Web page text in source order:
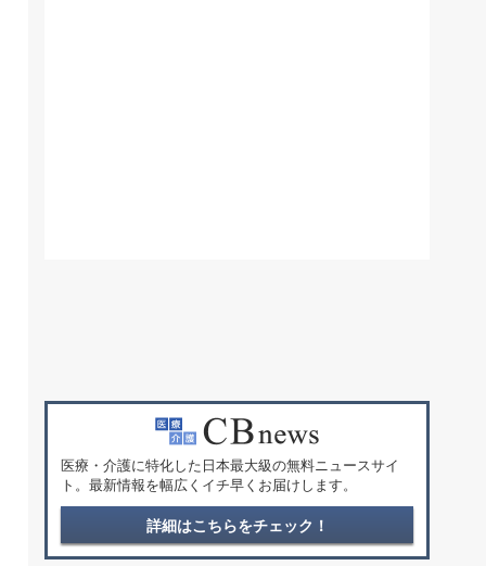
医療・介護に特化した日本最大級の無料ニュースサイ
ト。最新情報を幅広くイチ早くお届けします。
詳細はこちらをチェック！